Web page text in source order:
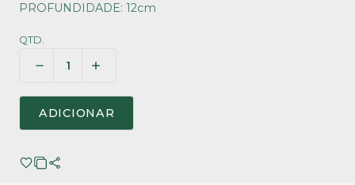
PROFUNDIDADE: 12cm
QTD.
ADICIONAR